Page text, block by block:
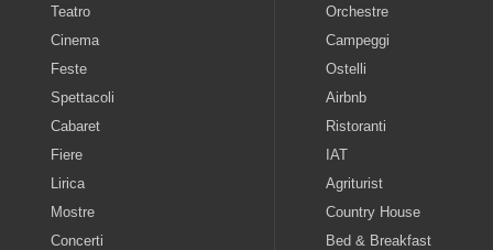
Teatro
Cinema
Feste
Spettacoli
Cabaret
Fiere
Lirica
Mostre
Concerti
Orchestre
Campeggi
Ostelli
Airbnb
Ristoranti
IAT
Agriturist
Country House
Bed & Breakfast